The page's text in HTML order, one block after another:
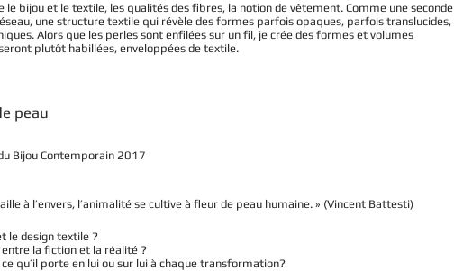
bijou et le textile, les qualités des fibres, la notion de vêtement. Comme une seconde
une structure textile qui révèle des formes parfois opaques, parfois translucides,
Alors que les perles sont enfilées sur un fil, je crée des formes et volumes
plutôt habillées, enveloppées de textile.
peau
Bijou Contemporain 2017
à l’envers, l’animalité se cultive à fleur de peau humaine. » (Vincent Battesti)
le design textile ?
la fiction et la réalité ?
qu’il porte en lui ou sur lui à chaque transformation?